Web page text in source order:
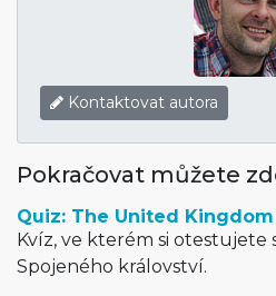
Kontaktovat autora
Pokračovat můžete
Quiz: The United Kingdom
Kvíz, ve kterém si otestujete
Spojeného království.